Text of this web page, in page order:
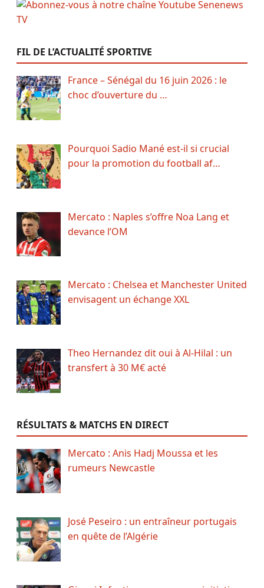
FIL DE L’ACTUALITÉ SPORTIVE
France – Sénégal du 16 juin 2026 : le
choc d’ouverture du …
Pourquoi Sadio Mané est-il si crucial
pour la promotion du football af…
Mercato : Naples s’offre Noa Lang et
devance l’OM
Mercato : Chelsea et Manchester United
envisagent un échange XXL
Theo Hernandez dit oui à Al-Hilal : un
transfert à 30 M€ acté
RÉSULTATS & MATCHS EN DIRECT
Mercato : Anis Hadj Moussa et les
rumeurs Newcastle
José Peseiro : un entraîneur portugais
en quête de l’Algérie